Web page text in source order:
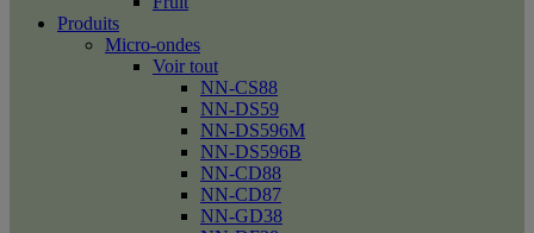
Produits
Micro-ondes
Voir tout
NN-CS88
NN-DS59
NN-DS596M
NN-DS596B
NN-CD88
NN-CD87
NN-GD38